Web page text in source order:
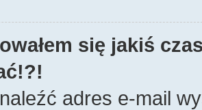
się jakiś
adres e-mail